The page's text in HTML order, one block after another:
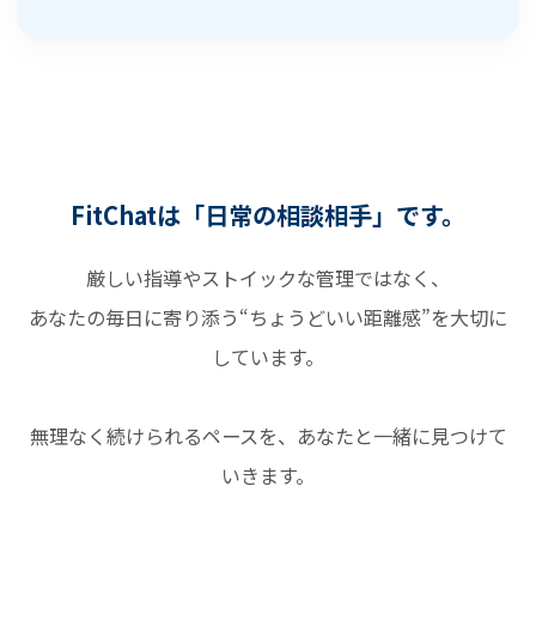
FitChatは「日常の相談相手」です。
厳しい指導やストイックな管理ではなく、
あなたの毎日に寄り添う“ちょうどいい距離感”を大切に
しています。
無理なく続けられるペースを、あなたと一緒に見つけて
いきます。